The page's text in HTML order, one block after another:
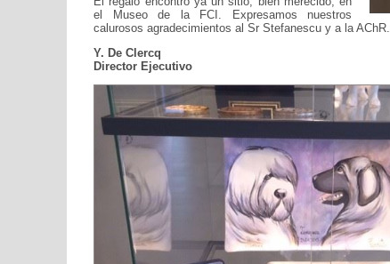
el Museo de la FCI. Expresamos nuestros
calurosos agradecimientos al Sr Stefanescu y a la AChR.
Y. De Clercq
Director Ejecutivo